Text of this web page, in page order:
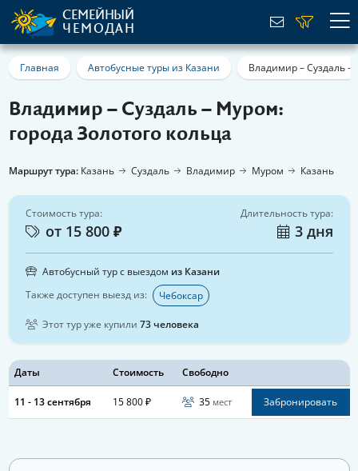
СЕМЕЙНЫЙ
ЧЕМОДАН
Главная Автобусные туры из Казани Владимир – Суздаль –
Владимир – Суздаль – Муром:
города Золотого кольца
Маршрут тура: Казань Суздаль Владимир Муром Казань
Даты Стоимость Свободно
11 - 13 сентября 15 800 ₽ 35 мест Забронировать
Стоимость тура:
от 15 800 ₽
Длительность тура:
3 дня
Автобусный тур с выездом из Казани
Также доступен выезд из:
Чебоксар
Этот тур уже купили 73 человека